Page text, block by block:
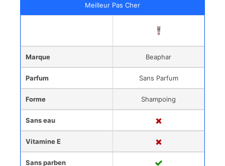
Meilleur Pas Cher
Marque Beaphar
Parfum Sans Parfum
Forme Shampoing
Sans eau
Vitamine E
Sans parben